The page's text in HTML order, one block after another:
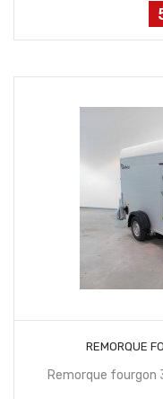
REMORQUE
Remorque fourgon